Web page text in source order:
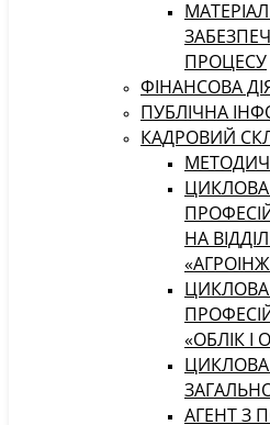
ПРОЦЕСУ
ФІНАНСОВА
ПУБЛІЧНА
КАДРОВИЙ
ЦИКЛОВА
НА
ЦИКЛОВА
«ОБЛІК
ЦИКЛОВА
АГЕНТ З